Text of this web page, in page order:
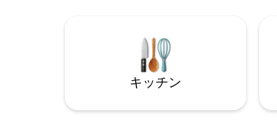
ルジュサービスと、私たちの家族の生活
への温かい歓迎で、私たちの伝統、歴
史、そしてトスカーナの隠れた宝物をゲ
ストと共有します。
キッチン